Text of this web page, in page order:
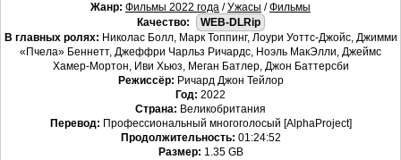
Жанр: Фильмы 2022 года /Ужасы /Фильмы
Качество:
WEB-DLRip
В главных ролях: Николас Болл, Марк Топпинг, Лоури Уоттс-Джойс, Джимми
«Пчела» Беннетт, Джеффри Чарльз Ричардс, Ноэль МакЭлли, Джеймс
Хамер-Мортон, Иви Хьюз, Меган Батлер, Джон Баттерсби
Режиссёр: Ричард Джон Тейлор
Год: 2022
Страна: Великобритания
Перевод: Профессиональный многоголосый [AlphaProject]
Продолжительность: 01:24:52
Размер: 1.35 GB